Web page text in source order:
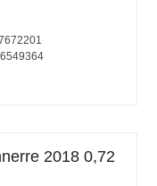
2018 0,72